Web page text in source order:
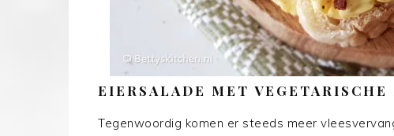
EIERSALADE MET VEGETARISCHE
Tegenwoordig komen er steeds meer